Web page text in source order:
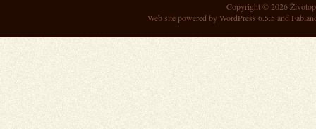
Copyright © 2026
Web site powered byWordPress 6.5.5 and